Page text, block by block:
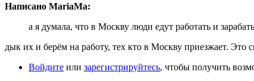
Написано MariaMa:
а я думала, что в Москву люди едут работать и
дык их и берём на работу, тех кто в Москву приезжает.
Войдите или зарегистрируйтесь, чтобы получить